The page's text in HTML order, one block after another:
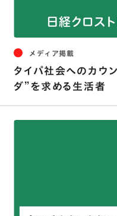
メディア掲載
タイパ社会へのカウ
ダ”を求める生活者